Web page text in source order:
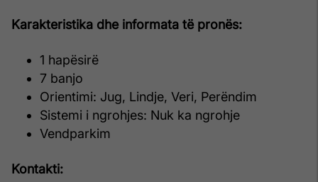
Karakteristika dhe informata të pronës:
1 hapësirë
7 banjo
Orientimi: Jug, Lindje, Veri, Perëndim
Sistemi i ngrohjes: Nuk ka ngrohje
Vendparkim
Kontakti: